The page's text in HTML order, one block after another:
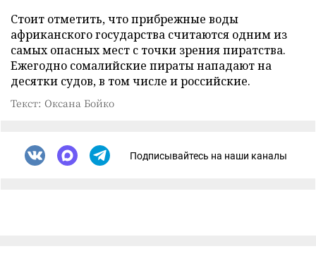
Стоит отметить, что прибрежные воды
африканского государства считаются одним из
самых опасных мест с точки зрения пиратства.
Ежегодно сомалийские пираты нападают на
десятки судов, в том числе и российские.
Текст: Оксана Бойко
Подписывайтесь на наши каналы